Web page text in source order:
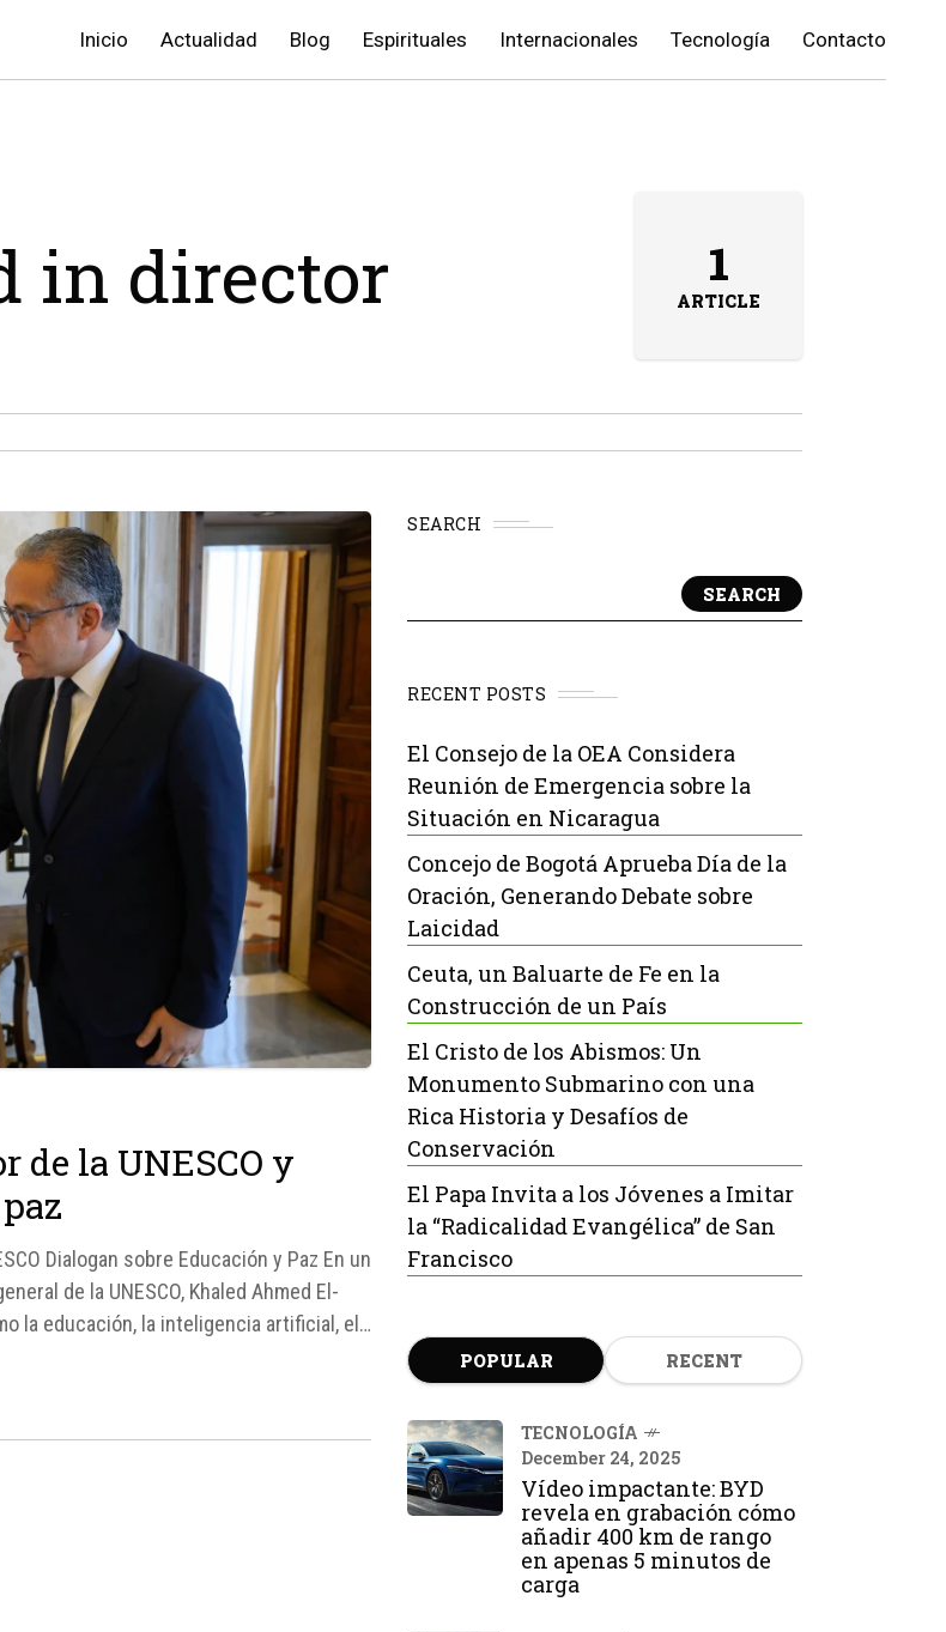
Inicio Actualidad Blog Espirituales Internacionales Tecnología Contacto
in director 1
ARTICLE
de la UNESCO y
Dialogan sobre Educación y Paz En un
de la UNESCO, Khaled Ahmed El-
la educación, la inteligencia artificial, el
SEARCH
SEARCH
RECENT POSTS
El Consejo de la OEA Considera
Reunión de Emergencia sobre la
Situación en Nicaragua
Concejo de Bogotá Aprueba Día de la
Oración, Generando Debate sobre
Laicidad
Ceuta, un Baluarte de Fe en la
Construcción de un País
El Cristo de los Abismos: Un
Monumento Submarino con una
Rica Historia y Desafíos de
Conservación
El Papa Invita a los Jóvenes a Imitar
la “Radicalidad Evangélica” de San
Francisco
POPULAR RECENT
TECNOLOGÍA
December 24, 2025
Vídeo impactante: BYD
revela en grabación cómo
añadir 400 km de rango
en apenas 5 minutos de
carga